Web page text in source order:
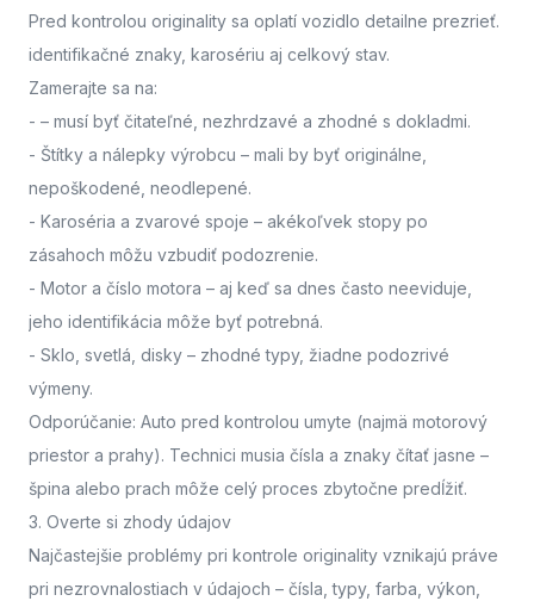
Pred kontrolou originality sa oplatí vozidlo detailne prezrieť.
identifikačné znaky, karosériu aj celkový stav.
Zamerajte sa na:
- – musí byť čitateľné, nezhrdzavé a zhodné s dokladmi.
- Štítky a nálepky výrobcu – mali by byť originálne,
nepoškodené, neodlepené.
- Karoséria a zvarové spoje – akékoľvek stopy po
zásahoch môžu vzbudiť podozrenie.
- Motor a číslo motora – aj keď sa dnes často neeviduje,
jeho identifikácia môže byť potrebná.
- Sklo, svetlá, disky – zhodné typy, žiadne podozrivé
výmeny.
Odporúčanie: Auto pred kontrolou umyte (najmä motorový
priestor a prahy). Technici musia čísla a znaky čítať jasne –
špina alebo prach môže celý proces zbytočne predĺžiť.
3. Overte si zhody údajov
Najčastejšie problémy pri kontrole originality vznikajú práve
pri nezrovnalostiach v údajoch – čísla, typy, farba, výkon,